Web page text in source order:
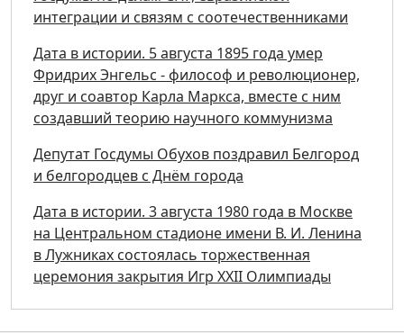
интеграции и связям с соотечественниками
Дата в истории. 5 августа 1895 года умер
Фридрих Энгельс - философ и революционер,
друг и соавтор Карла Маркса, вместе с ним
создавший теорию научного коммунизма
Депутат Госдумы Обухов поздравил Белгород
и белгородцев с Днём города
Дата в истории. 3 августа 1980 года в Москве
на Центральном стадионе имени В. И. Ленина
в Лужниках состоялась торжественная
церемония закрытия Игр XXII Олимпиады